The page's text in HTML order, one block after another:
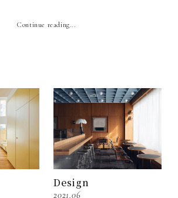
Continue reading...
Design
2021.06